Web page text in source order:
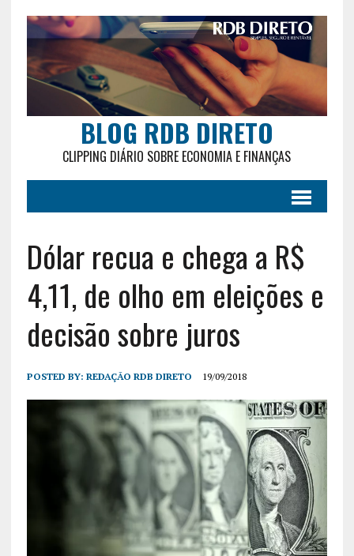
BLOG RDB DIRETO
CLIPPING DIÁRIO SOBRE ECONOMIA E FINANÇAS
Dólar recua e chega a R$
4,11, de olho em eleições e
decisão sobre juros
POSTED BY: REDAÇÃO RDB DIRETO 19/09/2018